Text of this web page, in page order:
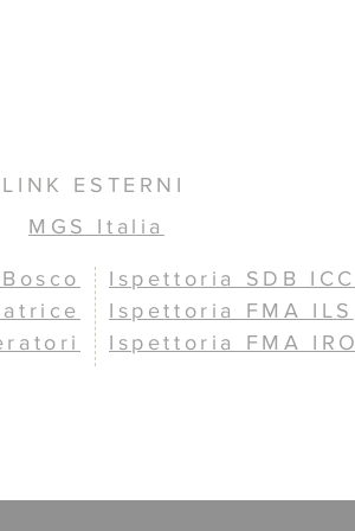
LINK ESTERNI
MGS Italia
Ispettoria SDB ICC
Ispettoria FMA ILS
Ispettoria FMA IRO